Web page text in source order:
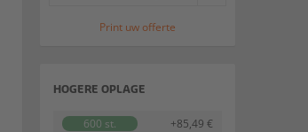
Print uw offerte
HOGERE OPLAGE
600 st.
+85,49 €